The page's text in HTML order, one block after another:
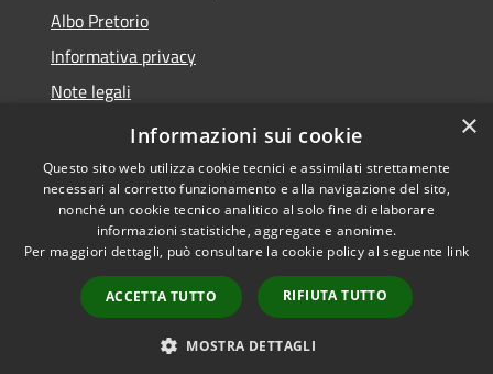
Albo Pretorio
Informativa privacy
Note legali
Dichiarazione di accessibilità
Accessibilità
Copyright © 2026 • Comune di
Sant'Ilario dello Ionio •
Powered byMunicipium
Accesso redazione
×
Informazioni sui cookie
Questo sito web utilizza cookie tecnici e assimilati strettamente
necessari al corretto funzionamento e alla navigazione del sito,
nonché un cookie tecnico analitico al solo fine di elaborare
informazioni statistiche, aggregate e anonime.
Per maggiori dettagli, può consultare la cookie policy al seguente link
ACCETTA TUTTO RIFIUTA TUTTO
MOSTRA DETTAGLI